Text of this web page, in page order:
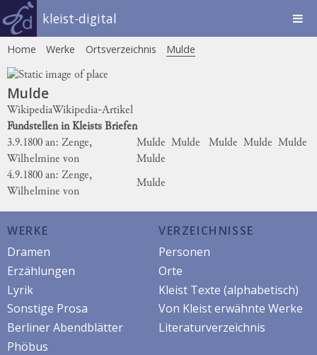
kleist-digital
Home Werke Ortsverzeichnis Mulde
Mulde
WikipediaWikipedia-Artikel
Fundstellen in Kleists Briefen
3.9.1800 an: Zenge,
Wilhelmine von
Mulde Mulde Mulde Mulde Mulde
Mulde
4.9.1800 an: Zenge,
Wilhelmine von
Mulde
WERKE
Dramen
Erzählungen
Lyrik
Sonstige Prosa
Berliner Abendblätter
Phöbus
VERZEICHNISSE
Personen
Orte
Kleist Texte (alphabetisch)
Von Kleist erwähnte Werke
Literaturverzeichnis